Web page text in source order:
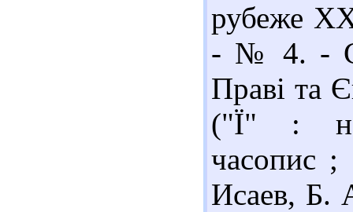
рубеже
- № 4. -
Праві та
("Ї" :
часопис
Исаев, Б.